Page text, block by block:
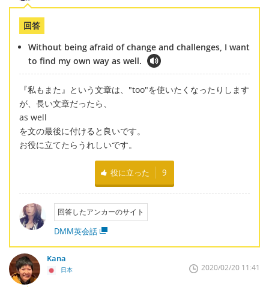
回答
Without being afraid of change and challenges, I want
to find my own way as well.
『私もまた』という文章は、"too"を使いたくなったりします
が、長い文章だったら、
as well
を文の最後に付けると良いです。
お役に立てたらうれしいです。
役に立った 9
回答したアンカーのサイト
DMM英会話
Kana
日本 2020/02/20 11:41